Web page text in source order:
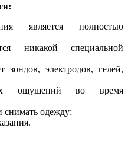
является полностью
никакой специальной
зондов, электродов, гелей,
ощущений во время
снимать одежду;